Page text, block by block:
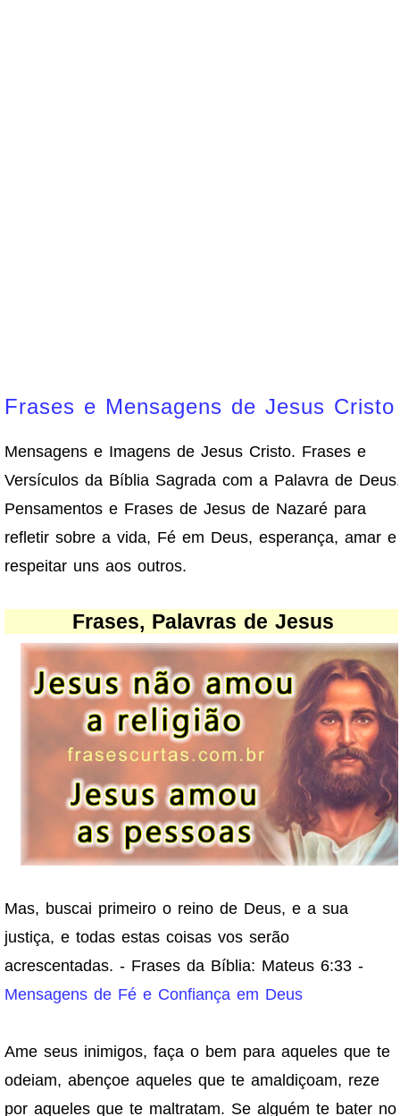
Frases e Mensagens de Jesus Cristo
Mensagens e Imagens de Jesus Cristo. Frases e
Versículos da Bíblia Sagrada com a Palavra de Deus.
Pensamentos e Frases de Jesus de Nazaré para
refletir sobre a vida, Fé em Deus, esperança, amar e
respeitar uns aos outros.
Frases, Palavras de Jesus
Mas, buscai primeiro o reino de Deus, e a sua
justiça, e todas estas coisas vos serão
acrescentadas. - Frases da Bíblia: Mateus 6:33 -
Mensagens de Fé e Confiança em Deus
Ame seus inimigos, faça o bem para aqueles que te
odeiam, abençoe aqueles que te amaldiçoam, reze
por aqueles que te maltratam. Se alguém te bater no